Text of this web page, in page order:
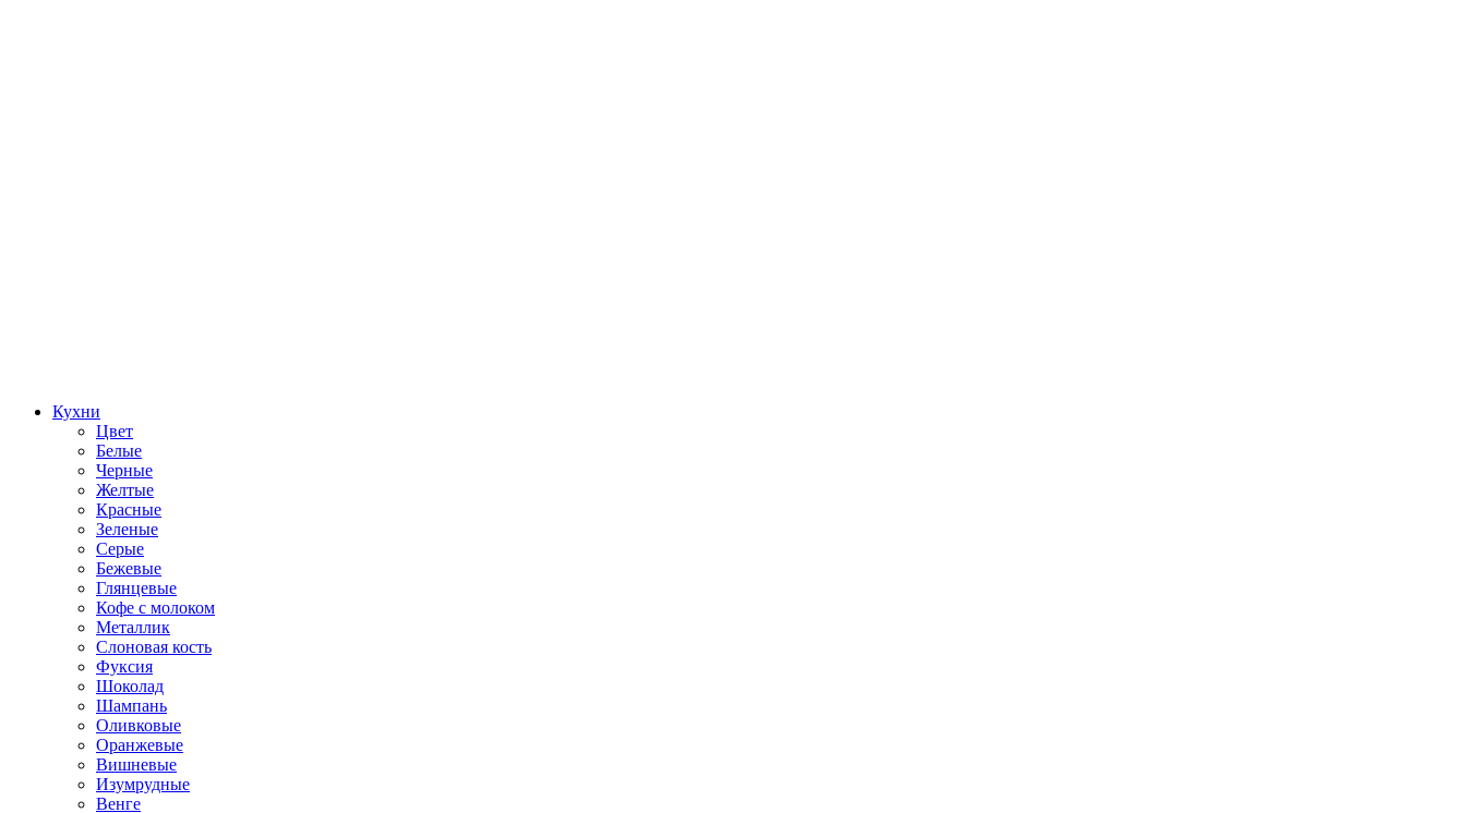
Кухни
Цвет
Белые
Черные
Желтые
Красные
Зеленые
Серые
Бежевые
Глянцевые
Кофе с молоком
Металлик
Слоновая кость
Фуксия
Шоколад
Шампань
Оливковые
Оранжевые
Вишневые
Изумрудные
Венге